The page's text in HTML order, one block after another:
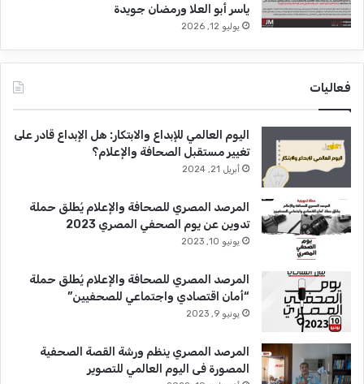
ياسر أبو العلا ورمضان جويدة
يوليو 12, 2026
فعاليات
اليوم العالمي للإبداع والابتكار: هل الإبداع قادر على
تغيير مستقبل الصحافة والإعلام؟
أبريل 21, 2024
المرصد المصري للصحافة والإعلام يُطلق حملة
تدوين عن يوم الصحفي المصري 2023
يونيو 10, 2023
المرصد المصري للصحافة والإعلام يُطلق حملة
“أمان اقتصادي واجتماعي للصحفيين”
يونيو 9, 2023
المرصد المصري ينظم ورشة القصة الصحفية
المصورة فى اليوم العالمي للتصوير